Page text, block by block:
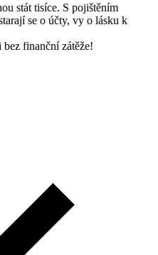
stát tisíce. S pojištěním
se o účty, vy o lásku k
finanční zátěže!